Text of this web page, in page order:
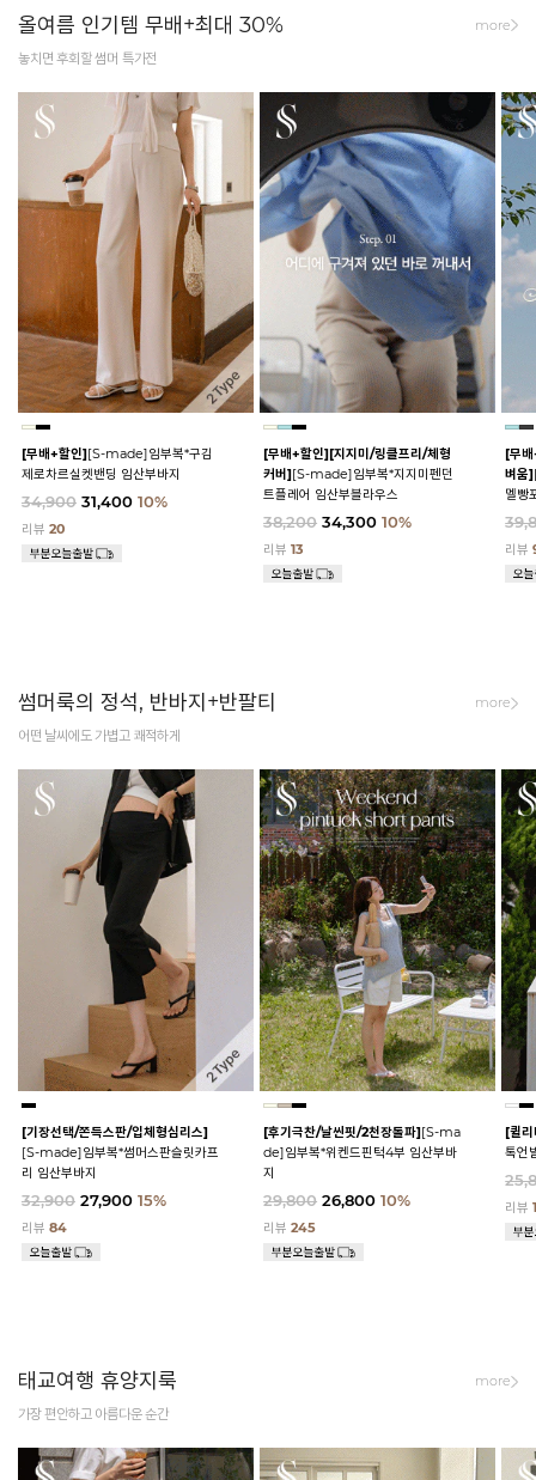
올여름 인기템 무배+최대 30%
놓치면 후회할 썸머 특가전
more
[무배+할인][S-made]임부복*구김
제로차르실켓밴딩 임산부바지
34,900 31,400 10%
리뷰 20
[무배+할인][지지미/링클프리/체형
커버][S-made]임부복*지지미펜던
트플레어 임산부블라우스
38,200 34,300 10%
리뷰13
[무
벼움]
멜빵
리뷰
썸머룩의 정석, 반바지+반팔티
어떤 날씨에도 가볍고 쾌적하게
more
[기장선택/쫀득스판/입체형심리스]
[S-made]임부복*썸머스판슬릿카프
리 임산부바지
32,900 27,900 15%
리뷰 84
[후기극찬/날씬핏/2천장돌파][S-ma
de]임부복*위켄드핀턱4부 임산부바
지
29,800 26,800 10%
리뷰245
[퀼
톡언
리뷰
태교여행 휴양지룩
가장 편안하고 아름다운 순간
more